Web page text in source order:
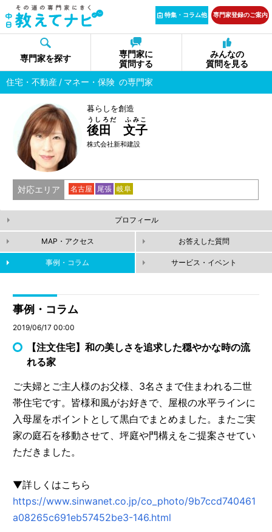
特集・コラム他 専門家登録のご案内
専門家を探す
専門家に
質問する
みんなの
質問を見る
住宅・不動産
マネー・保険 の専門家
暮らしを創造
後田 文子
うしろだ ふみこ
株式会社新和建設
対応エリア 名古屋 尾張 岐阜
プロフィール
MAP・アクセス お答えした質問
事例・コラム サービス・イベント
事例・コラム
2019/06/17 00:00
【注文住宅】和の美しさを追求した穏やかな時の流
れる家
ご夫婦とご主人様のお父様、3名さまで住まわれる二世
帯住宅です。皆様和風がお好きで、屋根の水平ラインに
入母屋をポイントとして黒白でまとめました。またご実
家の庭石を移動させて、坪庭や門構えをご提案させてい
ただきました。
▼詳しくはこちら
https://www.sinwanet.co.jp/co_photo/9b7ccd740461
a08265c691eb57452be3-146.html